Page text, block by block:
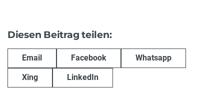
Diesen Beitrag teilen:
Email Facebook Whatsapp
Xing LinkedIn